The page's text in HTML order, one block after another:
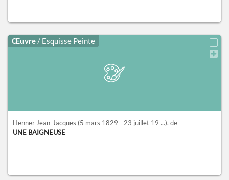
Œuvre / Esquisse Peinte
Henner Jean-Jacques (5 mars 1829 - 23 juillet 19 ...), de
UNE BAIGNEUSE